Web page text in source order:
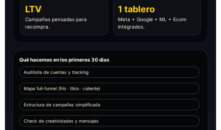
LTV
Campañas pensadas para
recompra.
1 tablero
Meta + Google + ML + Ecom
integrados.
Qué hacemos en los primeros 30 días
Auditoría de cuentas y tracking
Mapa full-funnel (frío · tibio · caliente)
Estructura de campañas simplificada
Check de creatividades y mensajes